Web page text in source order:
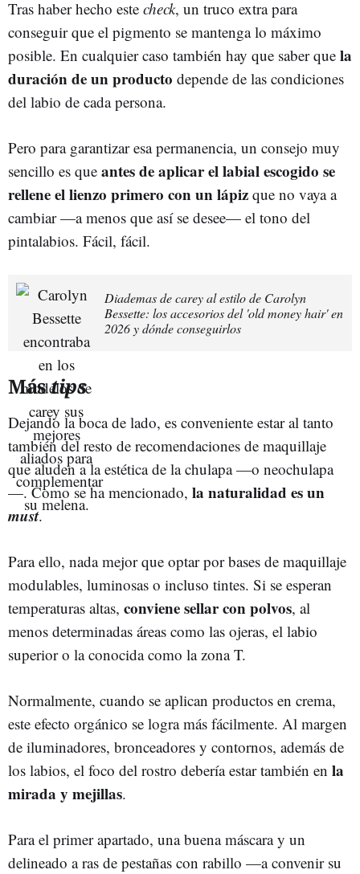
Tras haber hecho este check, un truco extra para
conseguir que el pigmento se mantenga lo máximo
posible. En cualquier caso también hay que saber que la
duración de un producto depende de las condiciones
del labio de cada persona.
Pero para garantizar esa permanencia, un consejo muy
sencillo es que antes de aplicar el labial escogido se
rellene el lienzo primero con un lápiz que no vaya a
cambiar —a menos que así se desee— el tono del
pintalabios. Fácil, fácil.
Diademas de carey al estilo de Carolyn
Bessette: los accesorios del 'old money hair' en
2026 y dónde conseguirlos
Mástips
Dejando la boca de lado, es conveniente estar al tanto
también del resto de recomendaciones de maquillaje
que aluden a la estética de la chulapa —o neochulapa
—. Como se ha mencionado, la naturalidad es un
must.
Para ello, nada mejor que optar por bases de maquillaje
modulables, luminosas o incluso tintes. Si se esperan
temperaturas altas, conviene sellar con polvos, al
menos determinadas áreas como las ojeras, el labio
superior o la conocida como la zona T.
Normalmente, cuando se aplican productos en crema,
este efecto orgánico se logra más fácilmente. Al margen
de iluminadores, bronceadores y contornos, además de
los labios, el foco del rostro debería estar también en la
mirada y mejillas.
Para el primer apartado, una buena máscara y un
delineado a ras de pestañas con rabillo —a convenir su